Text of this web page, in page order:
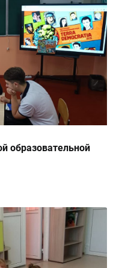
образовательной